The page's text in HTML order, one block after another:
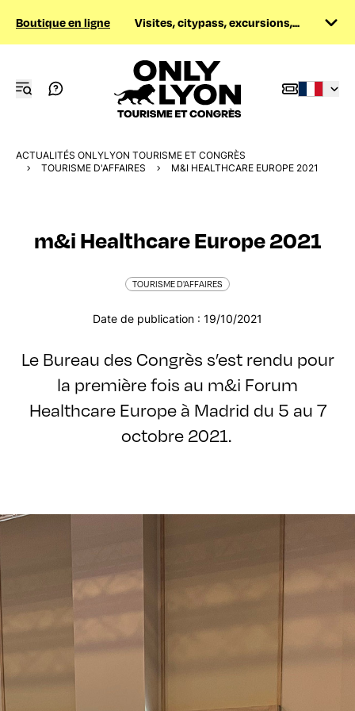
Boutique en ligne Visites, citypass, excursions,...
ACTUALITÉS ONLYLYON TOURISME ET CONGRÈS
TOURISME D'AFFAIRES
M&I HEALTHCARE EUROPE 2021
m&i Healthcare Europe 2021
TOURISME D'AFFAIRES
Date de publication : 19/10/2021
Le Bureau des Congrès s’est rendu pour
la première fois au m&i Forum
Healthcare Europe à Madrid du 5 au 7
octobre 2021.